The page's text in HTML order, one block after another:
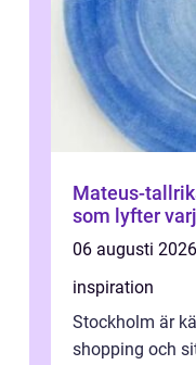
Mateus-
som lyfter
06 augusti 2026
inspiration
Stockholm är
shopping och